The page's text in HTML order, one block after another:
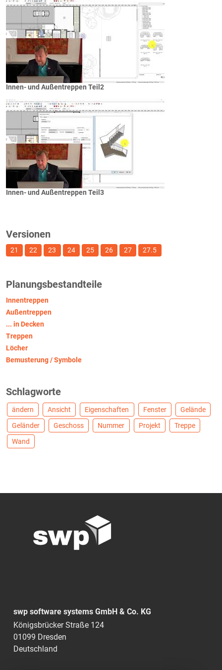
Innen- und Außentreppen Teil2
Innen- und Außentreppen Teil3
Versionen
21 22 23 24 25 26 27 27.5
Planungsbestandteile
Innentreppen
Außentreppen
... in Decken
Treppen
Löcher
Bemusterung / Symbole
Schlagworte
ändern Ansicht Eigenschaften Fenster
Gelände
Geländer
Geschoss Nummer Projekt
Treppe
Wand
swp software systems GmbH & Co. KG
Königsbrücker Straße 124
01099 Dresden
Deutschland